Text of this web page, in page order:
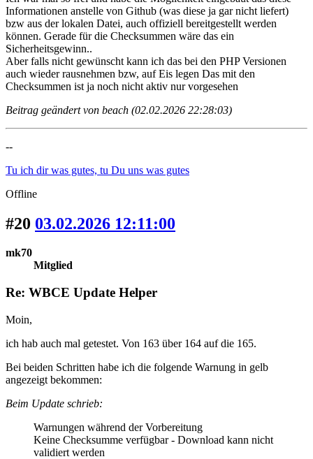
Informationen anstelle von Github (was diese ja gar nicht liefert)
bzw aus der lokalen Datei, auch offiziell bereitgestellt werden
können. Gerade für die Checksummen wäre das ein
Sicherheitsgewinn..
Aber falls nicht gewünscht kann ich das bei den PHP Versionen
auch wieder rausnehmen bzw, auf Eis legen Das mit den
Checksummen ist ja noch nicht aktiv nur vorgesehen
Beitrag geändert von beach (02.02.2026 22:28:03)
--
Tu ich dir was gutes, tu Du uns was gutes
Offline
#20 03.02.2026 12:11:00
mk70
Mitglied
Re: WBCE Update Helper
Moin,
ich hab auch mal getestet. Von 163 über 164 auf die 165.
Bei beiden Schritten habe ich die folgende Warnung in gelb
angezeigt bekommen:
Beim Update schrieb:
Warnungen während der Vorbereitung
Keine Checksumme verfügbar - Download kann nicht
validiert werden